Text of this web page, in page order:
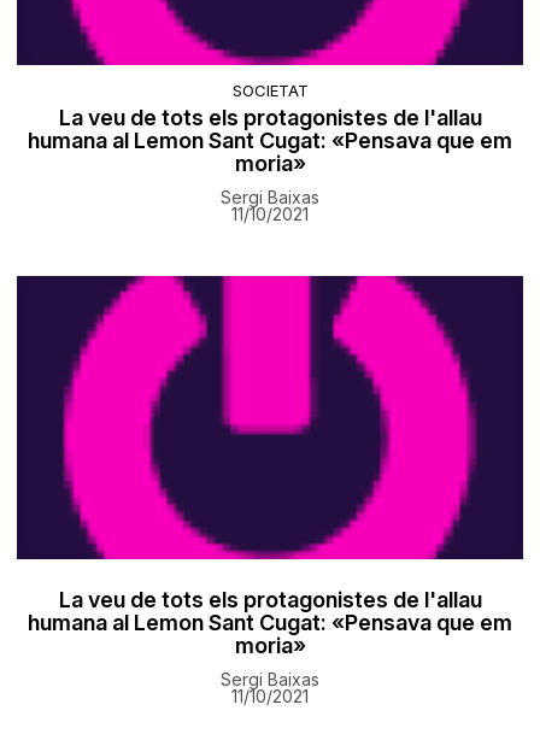
SOCIETAT
La veu de tots els protagonistes de l'allau
humana al Lemon Sant Cugat: «Pensava que em
moria»
Sergi Baixas
11/10/2021
La veu de tots els protagonistes de l'allau
humana al Lemon Sant Cugat: «Pensava que em
moria»
Sergi Baixas
11/10/2021